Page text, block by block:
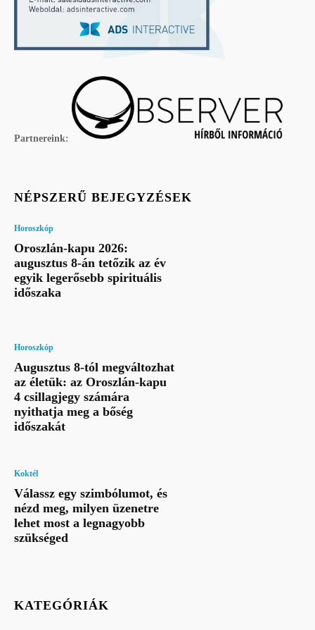
Partnereink:
NÉPSZERŰ BEJEGYZÉSEK
Horoszkóp
Oroszlán-kapu 2026:
augusztus 8-án tetőzik az év
egyik legerősebb spirituális
időszaka
Horoszkóp
Augusztus 8-tól megváltozhat
az életük: az Oroszlán-kapu
4 csillagjegy számára
nyithatja meg a bőség
időszakát
Koktél
Válassz egy szimbólumot, és
nézd meg, milyen üzenetre
lehet most a legnagyobb
szükséged
KATEGÓRIÁK